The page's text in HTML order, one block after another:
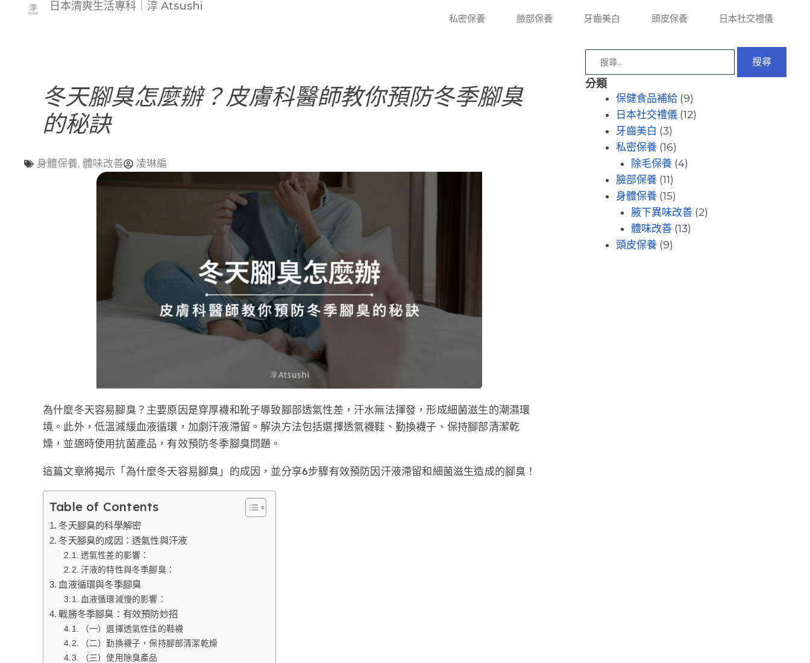
日本清爽生活專科｜淳 Atsushi
私密保養 臉部保養 牙齒美白 頭皮保養 日本社交禮儀
冬天腳臭怎麼辦？皮膚科醫師教你預防冬季腳臭
的秘訣
身體保養, 體味改善 凌琳編
為什麼冬天容易腳臭？主要原因是穿厚襪和靴子導致腳部透氣性差，汗水無法揮發，形成細菌滋生的潮濕環
境。此外，低溫減緩血液循環，加劇汗液滯留。解決方法包括選擇透氣襪鞋、勤換襪子、保持腳部清潔乾
燥，並適時使用抗菌產品，有效預防冬季腳臭問題。
這篇文章將揭示「為什麼冬天容易腳臭」的成因，並分享6步驟有效預防因汗液滯留和細菌滋生造成的腳臭！
Table of Contents
冬天腳臭的科學解密
冬天腳臭的成因：透氣性與汗液
透氣性差的影響：
汗液的特性與冬季腳臭：
血液循環與冬季腳臭
血液循環減慢的影響：
戰勝冬季腳臭：有效預防妙招
（一）選擇透氣性佳的鞋襪
（二）勤換襪子，保持腳部清潔乾燥
（三）使用除臭產品
分類
保健食品補給(9)
日本社交禮儀(12)
牙齒美白 (3)
私密保養(16)
除毛保養 (4)
臉部保養(11)
身體保養(15)
腋下異味改善 (2)
體味改善 (13)
頭皮保養(9)